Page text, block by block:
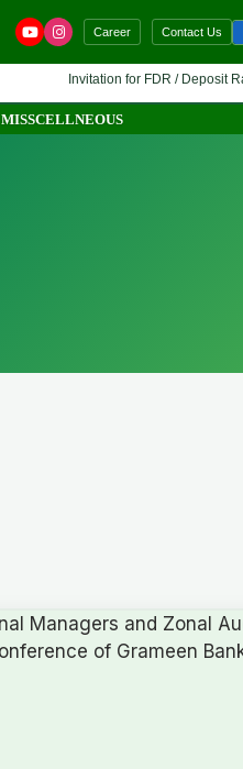
Career Contact Us
Invitation for FDR / Deposit Rate
MISSCELLNEOUS